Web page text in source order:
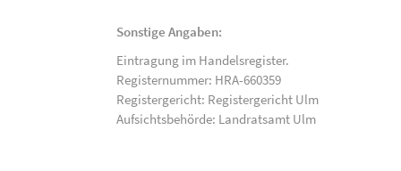
Sonstige Angaben:
Eintragung im Handelsregister.
Registernummer: HRA-660359
Registergericht: Registergericht Ulm
Aufsichtsbehörde: Landratsamt Ulm